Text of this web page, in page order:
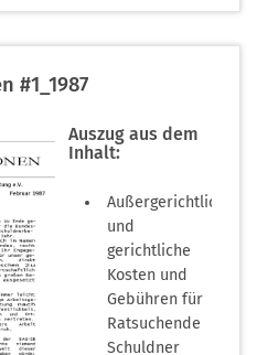
#1_1987(PDF-
Auszug aus dem
Inhalt:
Außergerichtliche
und
gerichtliche
Kosten und
Gebühren für
Ratsuchende
Schuldner